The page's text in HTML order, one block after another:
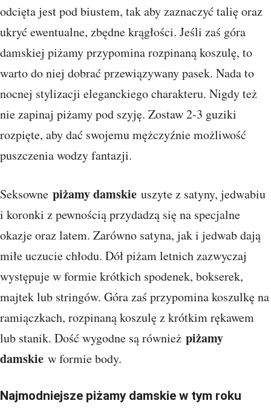
odcięta jest pod biustem, tak aby zaznaczyć talię oraz
ukryć ewentualne, zbędne krągłości. Jeśli zaś góra
damskiej piżamy przypomina rozpinaną koszulę, to
warto do niej dobrać przewiązywany pasek. Nada to
nocnej stylizacji eleganckiego charakteru. Nigdy też
nie zapinaj piżamy pod szyję. Zostaw 2-3 guziki
rozpięte, aby dać swojemu mężczyźnie możliwość
puszczenia wodzy fantazji.
Seksowne piżamy damskie uszyte z satyny, jedwabiu
i koronki z pewnością przydadzą się na specjalne
okazje oraz latem. Zarówno satyna, jak i jedwab dają
miłe uczucie chłodu. Dół piżam letnich zazwyczaj
występuje w formie krótkich spodenek, bokserek,
majtek lub stringów. Góra zaś przypomina koszulkę na
ramiączkach, rozpinaną koszulę z krótkim rękawem
lub stanik. Dość wygodne są również piżamy
damskie w formie body.
Najmodniejsze piżamy damskie w tym roku